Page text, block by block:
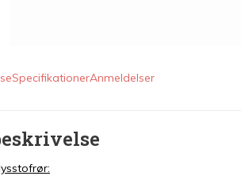
SpecifikationerAnmeldelser